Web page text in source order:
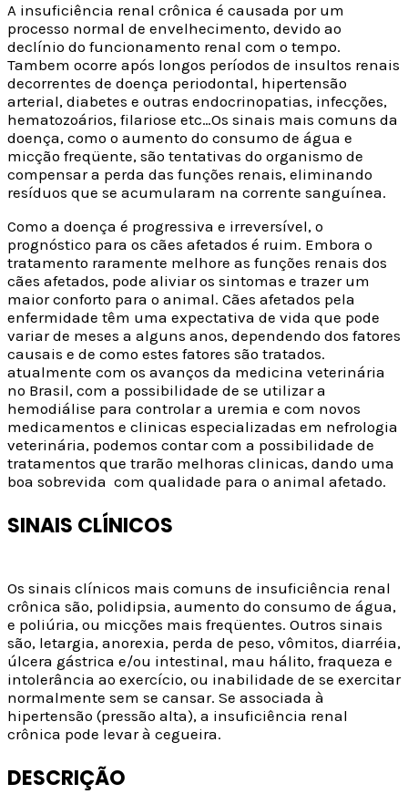
A insuficiência renal crônica é causada por um
processo normal de envelhecimento, devido ao
declínio do funcionamento renal com o tempo.
Tambem ocorre após longos períodos de insultos renais
decorrentes de doença periodontal, hipertensão
arterial, diabetes e outras endocrinopatias, infecções,
hematozoários, filariose etc…Os sinais mais comuns da
doença, como o aumento do consumo de água e
micção freqüente, são tentativas do organismo de
compensar a perda das funções renais, eliminando
resíduos que se acumularam na corrente sanguínea.
Como a doença é progressiva e irreversível, o
prognóstico para os cães afetados é ruim. Embora o
tratamento raramente melhore as funções renais dos
cães afetados, pode aliviar os sintomas e trazer um
maior conforto para o animal. Cães afetados pela
enfermidade têm uma expectativa de vida que pode
variar de meses a alguns anos, dependendo dos fatores
causais e de como estes fatores são tratados.
atualmente com os avanços da medicina veterinária
no Brasil, com a possibilidade de se utilizar a
hemodiálise para controlar a uremia e com novos
medicamentos e clinicas especializadas em nefrologia
veterinária, podemos contar com a possibilidade de
tratamentos que trarão melhoras clinicas, dando uma
boa sobrevida com qualidade para o animal afetado.
SINAIS CLÍNICOS
Os sinais clínicos mais comuns de insuficiência renal
crônica são, polidipsia, aumento do consumo de água,
e poliúria, ou micções mais freqüentes. Outros sinais
são, letargia, anorexia, perda de peso, vômitos, diarréia,
úlcera gástrica e/ou intestinal, mau hálito, fraqueza e
intolerância ao exercício, ou inabilidade de se exercitar
normalmente sem se cansar. Se associada à
hipertensão (pressão alta), a insuficiência renal
crônica pode levar à cegueira.
DESCRIÇÃO